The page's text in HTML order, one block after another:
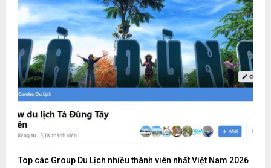
Top các Group Du Lịch nhiều thành viên nhất Việt Nam 2026